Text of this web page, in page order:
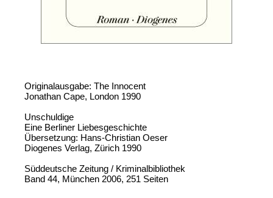
Originalausgabe: The Innocent
Jonathan Cape, London 1990
Unschuldige
Eine Berliner Liebesgeschichte
Übersetzung: Hans-Christian Oeser
Diogenes Verlag, Zürich 1990
Süddeutsche Zeitung / Kriminalbibliothek
Band 44, München 2006, 251 Seiten